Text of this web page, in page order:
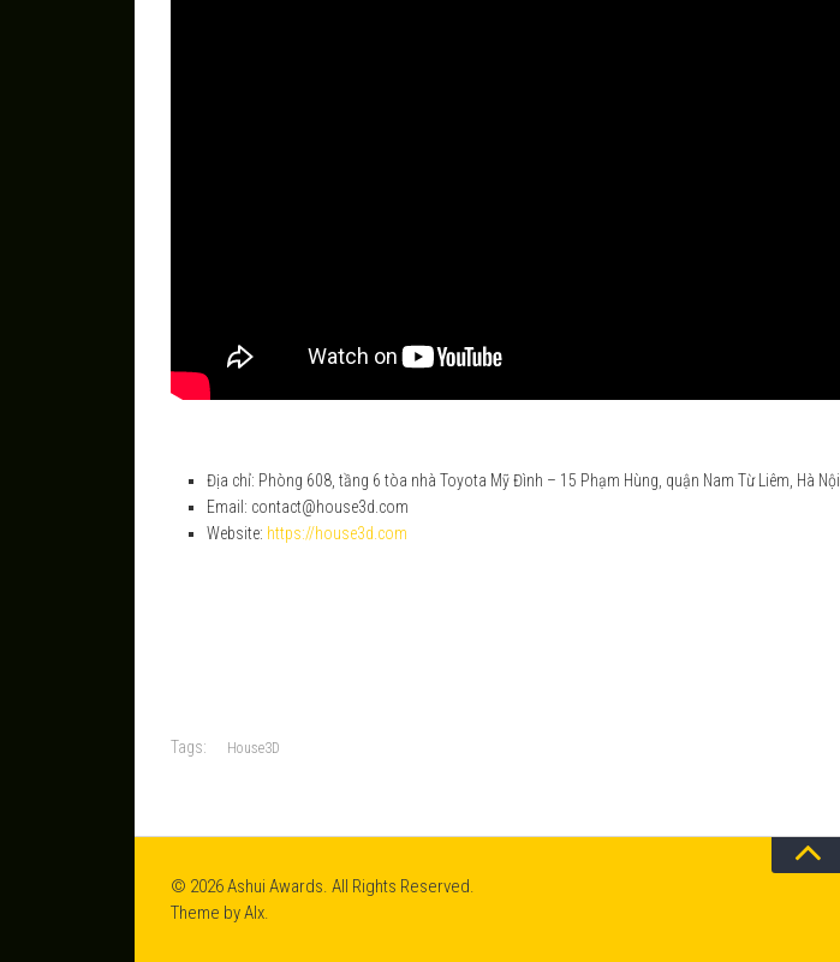
Địa chỉ: Phòng 608, tầng 6 tòa nhà Toyota Mỹ Đình – 15 Phạm Hùng, quận Nam Từ Liêm, Hà Nội
Email: contact@house3d.com
Website: https://house3d.com
Tags: House3D
© 2026 Ashui Awards. All Rights Reserved.
Theme byAlx.